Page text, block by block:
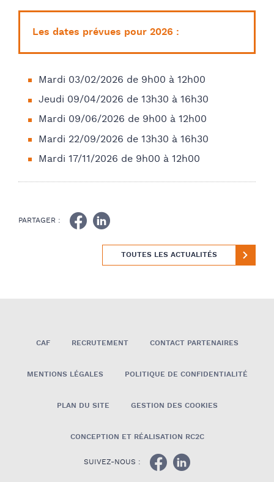
Les dates prévues pour 2026 :
Mardi 03/02/2026 de 9h00 à 12h00
Jeudi 09/04/2026 de 13h30 à 16h30
Mardi 09/06/2026 de 9h00 à 12h00
Mardi 22/09/2026 de 13h30 à 16h30
Mardi 17/11/2026 de 9h00 à 12h00
PARTAGER :
TOUTES LES ACTUALITÉS
CAF RECRUTEMENT CONTACT PARTENAIRES
MENTIONS LÉGALES POLITIQUE DE CONFIDENTIALITÉ
PLAN DU SITE GESTION DES COOKIES
CONCEPTION ET RÉALISATION RC2C
SUIVEZ-NOUS :